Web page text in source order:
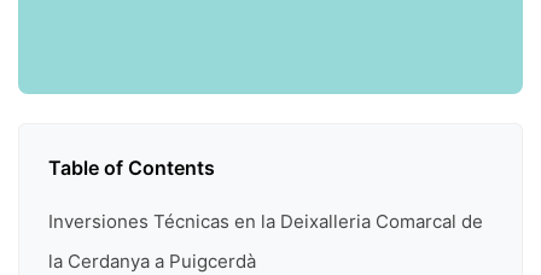
Table of Contents
Inversiones Técnicas en la Deixalleria Comarcal de
la Cerdanya a Puigcerdà